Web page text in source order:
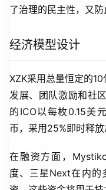
了治理的民主性，又防
经济模型设计
XZK采用总量恒定的
发展、团队激励和社
的ICO以每枚0.15美
币，采用25%即时释放
在融资方面，
度、三星Next在内的